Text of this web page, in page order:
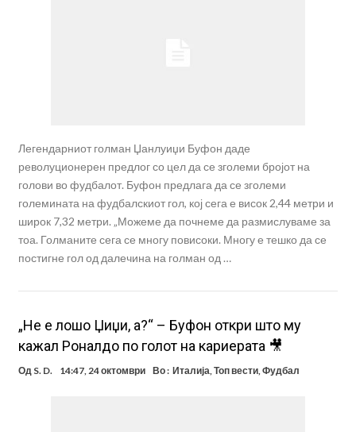
Легендарниот голман Џанлуиџи Буфон даде
револуционерен предлог со цел да се зголеми бројот на
голови во фудбалот. Буфон предлага да се зголеми
големината на фудбалскиот гол, кој сега е висок 2,44 метри и
широк 7,32 метри. „Можеме да почнеме да размислуваме за
тоа. Голманите сега се многу повисоки. Многу е тешко да се
постигне гол од далечина на голман од …
„Не е лошо Џиџи, а?“ – Буфон откри што му
кажал Роналдо по голот на кариерата 🎥
Од S. D. 14:47, 24 октомври Во : Италија,Топ вести,Фудбал